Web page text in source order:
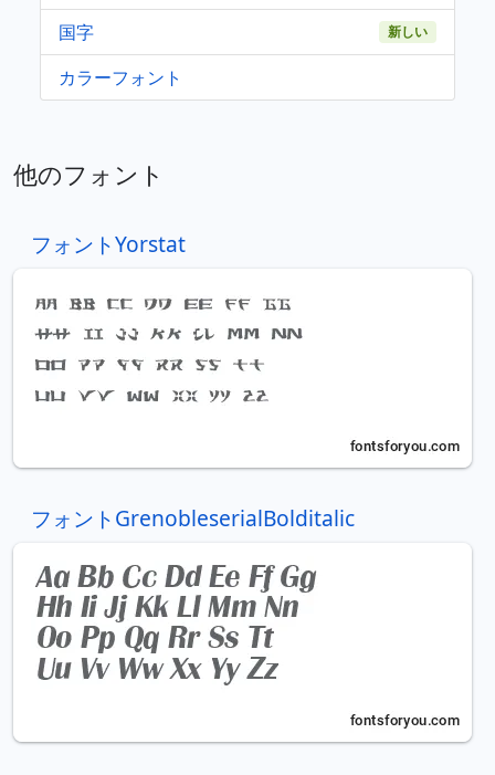
国字
新しい
カラーフォント
他のフォント
フォントYorstat
フォントGrenobleserialBolditalic